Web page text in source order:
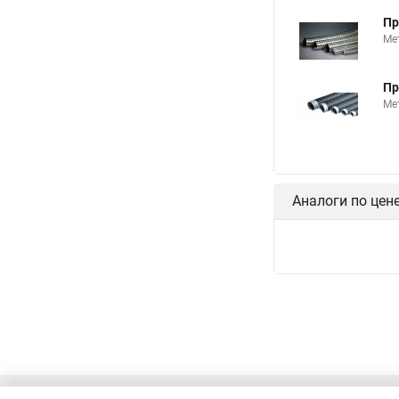
Аналоги по